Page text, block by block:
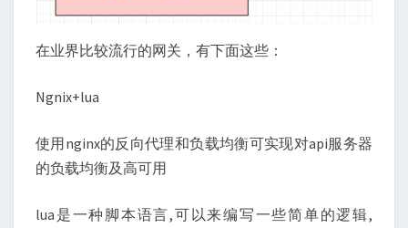
在业界比较流行的网关，有下面这些：
Ngnix+lua
使用nginx的反向代理和负载均衡可实现对api服务器
的负载均衡及高可用
lua是一种脚本语言,可以来编写一些简单的逻辑,